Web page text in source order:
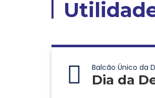
Balcão Único da
Dia da